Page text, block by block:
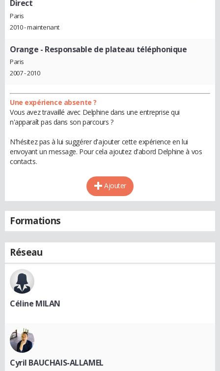
Direct
Paris
2010 - maintenant
Orange - Responsable de plateau téléphonique
Paris
2007 - 2010
Une expérience absente ?
Vous avez travaillé avec Delphine dans une entreprise qui
n'apparaît pas dans son parcours ?
N'hésitez pas à lui suggérer d'ajouter cette expérience en lui
envoyant un message. Pour cela ajoutez d'abord Delphine à vos
contacts.
Ajouter
Formations
Réseau
Céline MILAN
Cyril BAUCHAIS-ALLAMEL